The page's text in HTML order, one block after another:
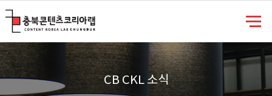
CB CKL 소식